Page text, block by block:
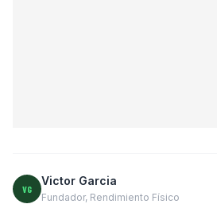
VG
Victor Garcia
Fundador, Rendimiento Físico